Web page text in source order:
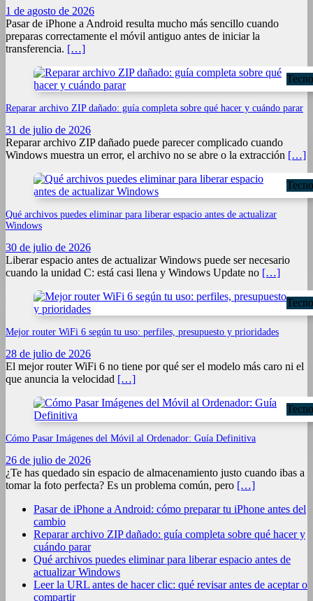
1 de agosto de 2026
Pasar de iPhone a Android resulta mucho más sencillo cuando
preparas correctamente el móvil antiguo antes de iniciar la
transferencia. […]
Reparar archivo ZIP dañado: guía completa sobre qué hacer y cuándo parar
31 de julio de 2026
Reparar archivo ZIP dañado puede parecer complicado cuando
Windows muestra un error, el archivo no se abre o la extracción […]
Qué archivos puedes eliminar para liberar espacio antes de actualizar
Windows
30 de julio de 2026
Liberar espacio antes de actualizar Windows puede ser necesario
cuando la unidad C: está casi llena y Windows Update no […]
Mejor router WiFi 6 según tu uso: perfiles, presupuesto y prioridades
28 de julio de 2026
El mejor router WiFi 6 no tiene por qué ser el modelo más caro ni el
que anuncia la velocidad […]
Cómo Pasar Imágenes del Móvil al Ordenador: Guía Definitiva
26 de julio de 2026
¿Te has quedado sin espacio de almacenamiento justo cuando ibas a
tomar la foto perfecta? Es un problema común, pero […]
Pasar de iPhone a Android: cómo preparar tu iPhone antes del
cambio
Reparar archivo ZIP dañado: guía completa sobre qué hacer y
cuándo parar
Qué archivos puedes eliminar para liberar espacio antes de
actualizar Windows
Leer la URL antes de hacer clic: qué revisar antes de aceptar o
compartir